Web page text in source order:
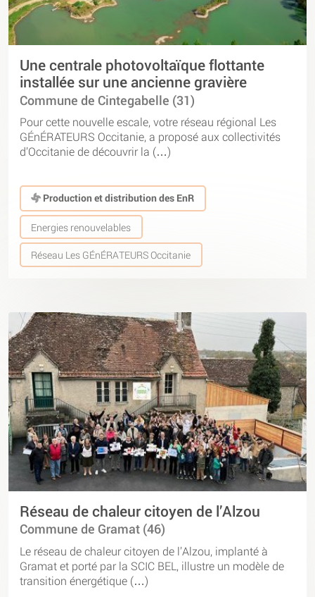
Une centrale photovoltaïque flottante
installée sur une ancienne gravière
Commune de Cintegabelle (31)
Pour cette nouvelle escale, votre réseau régional Les
GÉnÉRATEURS Occitanie, a proposé aux collectivités
d’Occitanie de découvrir la (…)
Production et distribution des EnR
Energies renouvelables
Réseau Les GÉnÉRATEURS Occitanie
Réseau de chaleur citoyen de l’Alzou
Commune de Gramat (46)
Le réseau de chaleur citoyen de l’Alzou, implanté à
Gramat et porté par la SCIC BEL, illustre un modèle de
transition énergétique (…)